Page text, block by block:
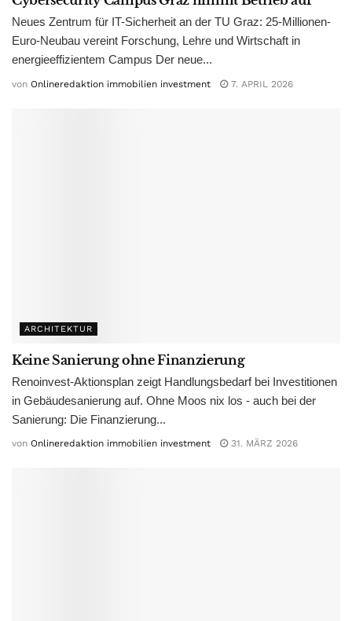
Neues Zentrum für IT-Sicherheit an der TU Graz: 25-Millionen-
Euro-Neubau vereint Forschung, Lehre und Wirtschaft in
energieeffizientem Campus Der neue...
von Onlineredaktion immobilien investment 7. APRIL 2026
ARCHITEKTUR
Keine Sanierung ohne Finanzierung
Renoinvest-Aktionsplan zeigt Handlungsbedarf bei Investitionen
in Gebäudesanierung auf. Ohne Moos nix los - auch bei der
Sanierung: Die Finanzierung...
von Onlineredaktion immobilien investment 31. MÄRZ 2026